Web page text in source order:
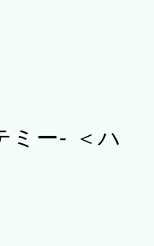
ミー- ＜ハ